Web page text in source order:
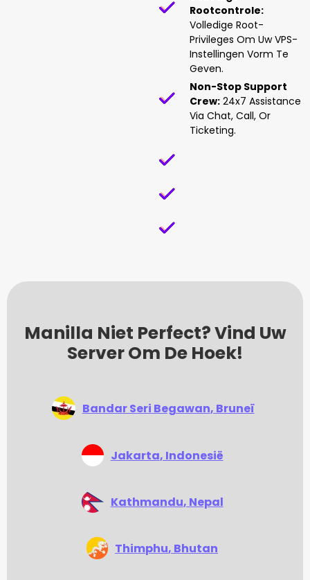
Rootcontrole:
Volledige Root-
Privileges Om Uw VPS-
Instellingen Vorm Te
Geven.
Non-Stop Support
Crew: 24x7 Assistance
Via Chat, Call, Or
Ticketing.
Manilla Niet Perfect? Vind Uw
Server Om De Hoek!
Bandar Seri Begawan, Bruneï
Jakarta, Indonesië
Kathmandu, Nepal
Thimphu, Bhutan